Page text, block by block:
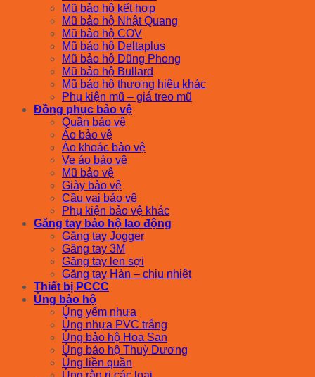
Mũ bảo hộ kết hợp
Mũ bảo hộ Nhật Quang
Mũ bảo hộ COV
Mũ bảo hộ Deltaplus
Mũ bảo hộ Dũng Phong
Mũ bảo hộ Bullard
Mũ bảo hộ thương hiệu khác
Phụ kiện mũ – giá treo mũ
Đồng phục bảo vệ
Quần bảo vệ
Áo bảo vệ
Áo khoác bảo vệ
Ve áo bảo vệ
Mũ bảo vệ
Giày bảo vệ
Cầu vai bảo vệ
Phụ kiện bảo vệ khác
Găng tay bảo hộ lao động
Găng tay Jogger
Găng tay 3M
Găng tay len sợi
Găng tay Hàn – chịu nhiệt
Thiết bị PCCC
Ủng bảo hộ
Ủng yếm nhựa
Ủng nhựa PVC trắng
Ủng bảo hộ Hoa San
Ủng bảo hộ Thuỳ Dương
Ủng liền quần